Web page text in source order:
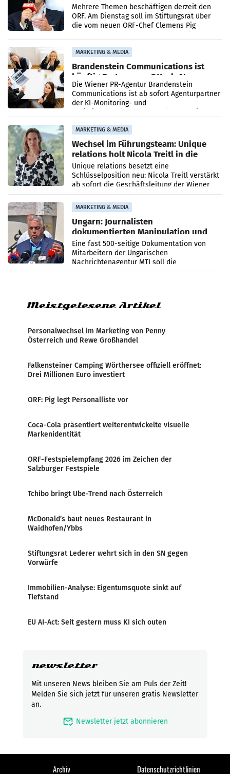
Mehrere Themen beschäftigen derzeit den
ORF. Am Dienstag soll im Stiftungsrat über
die vom neuen ORF-Chef Clemens Pig
MARKETING & MEDIA
Brandenstein Communications ist
künftig Partner von OtterlyAI
Die Wiener PR-Agentur Brandenstein
Communications ist ab sofort Agenturpartner
der KI-Monitoring- und
MARKETING & MEDIA
Wechsel im Führungsteam: Unique
relations holt Nicola Treitl in die
Geschäftsleitung
Unique relations besetzt eine
Schlüsselposition neu: Nicola Treitl verstärkt
ab sofort die Geschäftsleitung der Wiener
PR-Agentur an der Seite von Josef Kalina und
Anna Kalina-Mahr.
MARKETING & MEDIA
Ungarn: Journalisten
dokumentierten Manipulation und
Zensur
Eine fast 500-seitige Dokumentation von
Mitarbeitern der Ungarischen
Nachrichtenagentur MTI soll die
systematische Nachrichten-Manipulation und
Meistgelesene Artikel
Personalwechsel im Marketing von Penny
Österreich und Rewe Großhandel
Falkensteiner Camping Wörthersee offiziell eröffnet:
Drei Millionen Euro investiert
ORF: Pig legt Personalliste vor
Coca-Cola präsentiert weiterentwickelte visuelle
Markenidentität
ORF-Festspielempfang 2026 im Zeichen der
Salzburger Festspiele
Tchibo bringt Ube-Trend nach Österreich
McDonald’s baut neues Restaurant in
Waidhofen/Ybbs
Stiftungsrat Lederer wehrt sich in den SN gegen
Vorwürfe
Immobilien-Analyse: Eigentumsquote sinkt auf
Tiefstand
EU AI-Act: Seit gestern muss KI sich outen
newsletter
Mit unseren News bleiben Sie am Puls der Zeit!
Melden Sie sich jetzt für unseren gratis Newsletter
an.
mark_email_read Newsletter jetzt abonnieren
Archiv Datenschutzrichtlinien